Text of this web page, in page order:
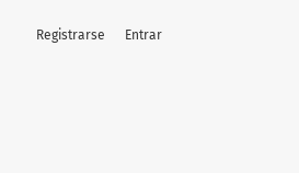
Registrarse Entrar